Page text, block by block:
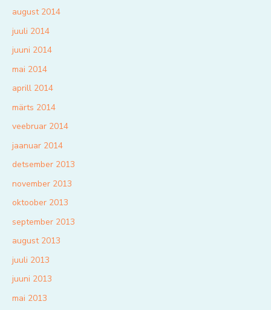
august 2014
juuli 2014
juuni 2014
mai 2014
aprill 2014
märts 2014
veebruar 2014
jaanuar 2014
detsember 2013
november 2013
oktoober 2013
september 2013
august 2013
juuli 2013
juuni 2013
mai 2013